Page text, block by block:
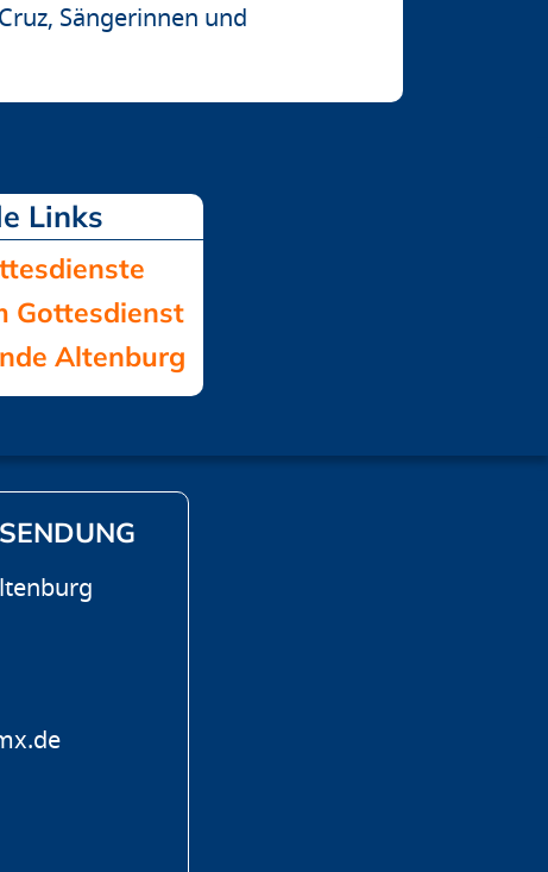
Sängerinnen und
Gottesdienst
Altenburg